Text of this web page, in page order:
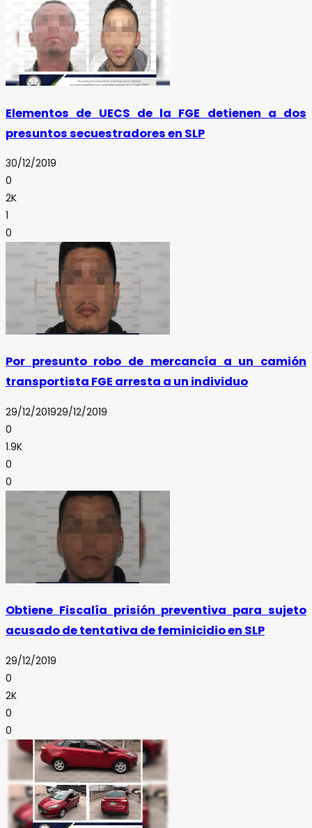
Elementos de UECS de la FGE detienen a dos
presuntos secuestradores en SLP
30/12/2019
0
2K
1
0
Por presunto robo de mercancía a un camión
transportista FGE arresta a un individuo
29/12/201929/12/2019
0
1.9K
0
0
Obtiene Fiscalía prisión preventiva para sujeto
acusado de tentativa de feminicidio en SLP
29/12/2019
0
2K
0
0